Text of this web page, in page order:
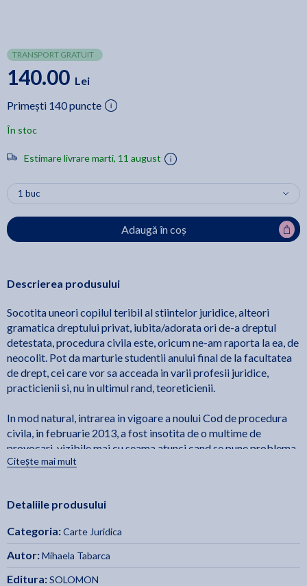
TRANSPORT GRATUIT
140.00 Lei
Primești 140 puncte
În stoc
Estimare livrare marti, 11 august
Adaugă în coș
Descrierea produsului
Socotita uneori copilul teribil al stiintelor juridice, alteori
gramatica dreptului privat, iubita/adorata ori de-a dreptul
detestata, procedura civila este, oricum ne-am raporta la ea, de
neocolit. Pot da marturie studentii anului final de la facultatea
de drept, cei care vor sa acceada in varii profesii juridice,
practicienii si, nu in ultimul rand, teoreticienii.
In mod natural, intrarea in vigoare a noului Cod de procedura
civila, in februarie 2013, a fost insotita de o multime de
provocari, vizibile mai cu seama atunci cand se pune problema
interpretarii si aplicarii textelor sale intr-o situatie practica
Pentru a facilita depasirea acestor "necazuri”, autoarea,
civila si a Legii de punere in aplicare a codului, si-a propus ca
intr-un stil simplu si direct (in mod deliberat se adreseaza
lectorului folosind persoana I singular!) sa explice textele din
Citește mai mult
Detaliile produsului
Categoria:Carte Juridica
Autor:Mihaela Tabarca
Editura:SOLOMON